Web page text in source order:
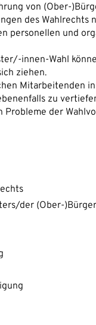
von (Ober-
des Wahlrechts
personellen und
innen-Wahl
ziehen.
Mitarbeitenden
zu
Probleme der
der (Ober-